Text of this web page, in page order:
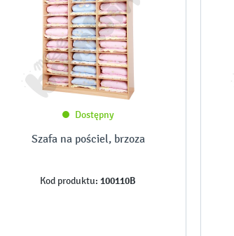
Dostępny
Szafa na pościel, brzoza
Kod produktu: 100110B